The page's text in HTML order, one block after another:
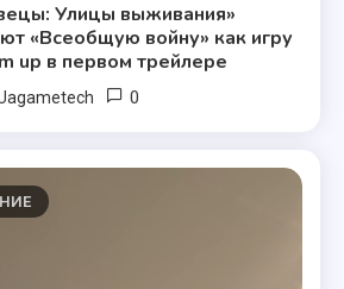
Улицы выживания»
«Всеобщую войну» как игру
up в первом трейлере
0